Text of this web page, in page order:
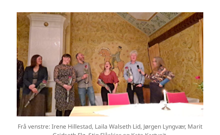
Frå venstre: Irene Hillestad, Laila Walseth Lid, Jørgen Lyngvær, Marit